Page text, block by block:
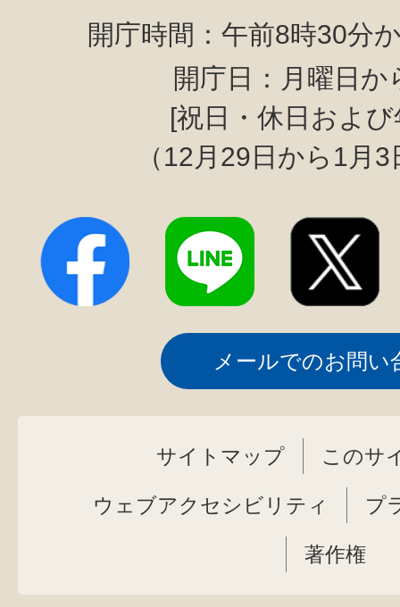
開庁時間：午前8時30分
開庁日：月曜日か
[祝日・休日およ
（12月29日から1月
メールでのお問い
サイトマップ このサ
ウェブアクセシビリティ プ
著作権